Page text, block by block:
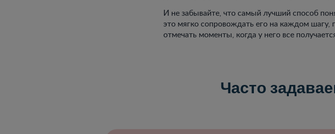
И не забывайте, что самый лучший способ
это мягко сопровождать его на каждом
отмечать моменты, когда у него все
Часто